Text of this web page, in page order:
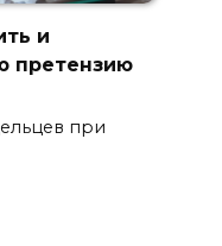
и
претензию
при